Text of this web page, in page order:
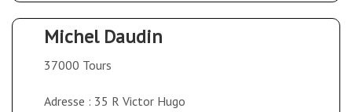
Michel Daudin
37000 Tours
Adresse : 35 R Victor Hugo